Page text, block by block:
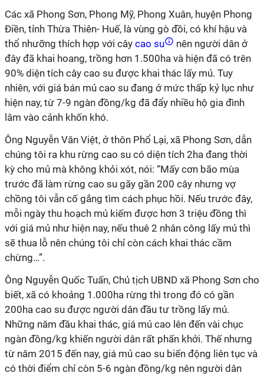
Các xã Phong Sơn, Phong Mỹ, Phong Xuân, huyện Phong
Điền, tỉnh Thừa Thiên- Huế, là vùng gò đồi, có khí hậu và
thổ nhưỡng thích hợp với cây cao su
nên người dân ở
đây đã khai hoang, trồng hơn 1.500ha và hiện đã có trên
90% diện tích cây cao su được khai thác lấy mủ. Tuy
nhiên, với giá bán mủ cao su đang ở mức thấp kỷ lục như
hiện nay, từ 7-9 ngàn đồng/kg đã đẩy nhiều hộ gia đình
lâm vào cảnh khốn khó.
Ông Nguyễn Văn Việt, ở thôn Phổ Lại, xã Phong Sơn, dẫn
chúng tôi ra khu rừng cao su có diện tích 2ha đang thời
kỳ cho mủ mà không khỏi xót, nói: “Mấy cơn bão mùa
trước đã làm rừng cao su gãy gần 200 cây nhưng vợ
chồng tôi vẫn cố gắng tìm cách phục hồi. Nếu trước đây,
mỗi ngày thu hoạch mủ kiếm được hơn 3 triệu đồng thì
với giá mủ như hiện nay, nếu thuê 2 nhân công lấy mủ thì
sẽ thua lỗ nên chúng tôi chỉ còn cách khai thác cầm
chừng…”.
Ông Nguyễn Quốc Tuấn, Chủ tịch UBND xã Phong Sơn cho
biết, xã có khoảng 1.000ha rừng thì trong đó có gần
200ha cao su được người dân đầu tư trồng lấy mủ.
Những năm đầu khai thác, giá mủ cao lên đến vài chục
ngàn đồng/kg khiến người dân rất phấn khởi. Thế nhưng
từ năm 2015 đến nay, giá mủ cao su biến động liên tục và
có thời điểm chỉ còn 5-6 ngàn đồng/kg nên người dân